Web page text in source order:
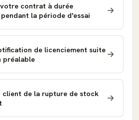
contrat à durée
la période d'essai
de licenciement suite
préalable
client de la rupture de stock